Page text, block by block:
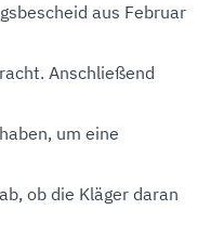
aus Februar
Anschließend
um eine
ob die Kläger daran